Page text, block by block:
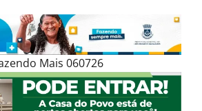
Mais 060726